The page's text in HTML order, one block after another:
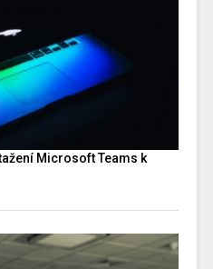
Microsoft Teams k